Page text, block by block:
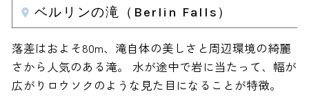
ベルリンの滝（Berlin Falls）
落差はおよそ80m、滝自体の美しさと周辺環境の綺麗
さから人気のある滝。 水が途中で岩に当たって、幅が
広がりロウソクのような見た目になることが特徴。